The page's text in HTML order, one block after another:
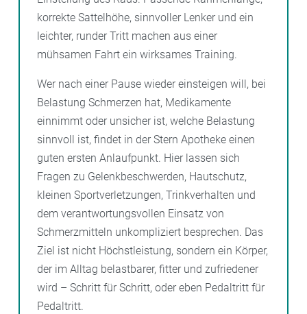
korrekte Sattelhöhe, sinnvoller Lenker und ein
leichter, runder Tritt machen aus einer
mühsamen Fahrt ein wirksames Training.
Wer nach einer Pause wieder einsteigen will, bei
Belastung Schmerzen hat, Medikamente
einnimmt oder unsicher ist, welche Belastung
sinnvoll ist, findet in der Stern Apotheke einen
guten ersten Anlaufpunkt. Hier lassen sich
Fragen zu Gelenkbeschwerden, Hautschutz,
kleinen Sportverletzungen, Trinkverhalten und
dem verantwortungsvollen Einsatz von
Schmerzmitteln unkompliziert besprechen. Das
Ziel ist nicht Höchstleistung, sondern ein Körper,
der im Alltag belastbarer, fitter und zufriedener
wird – Schritt für Schritt, oder eben Pedaltritt für
Pedaltritt.